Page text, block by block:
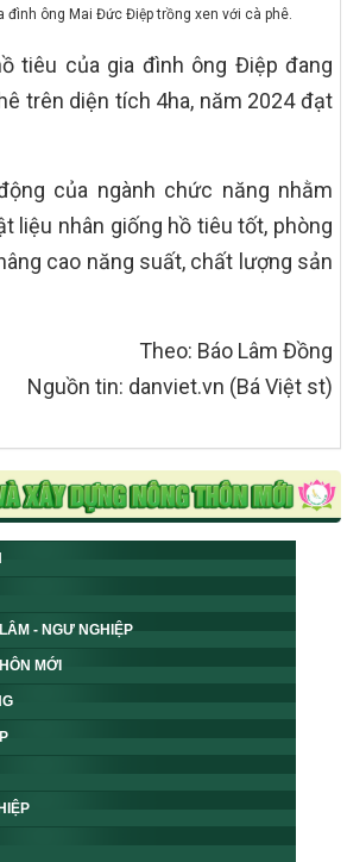
đình ông Mai Đức Điệp trồng xen với cà phê.
tiêu của gia đình ông Điệp đang
trên diện tích 4ha, năm 2024 đạt
của ngành chức năng nhằm
liệu nhân giống hồ tiêu tốt, phòng
cao năng suất, chất lượng sản
Theo: Báo Lâm Đồng
Nguồn tin: danviet.vn (Bá Việt st)
- NGƯ NGHIỆP
MỚI